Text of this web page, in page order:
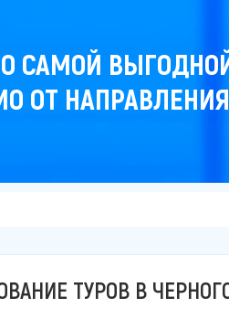
САМОЙ
ОТ
ТУРОВ В